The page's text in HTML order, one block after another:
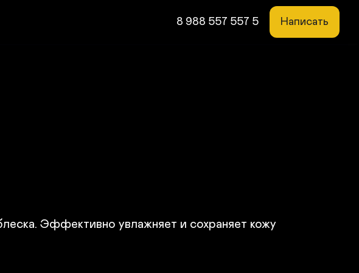
8 988 557 557 5 Написать
Эффективно увлажняет и сохраняет кожу